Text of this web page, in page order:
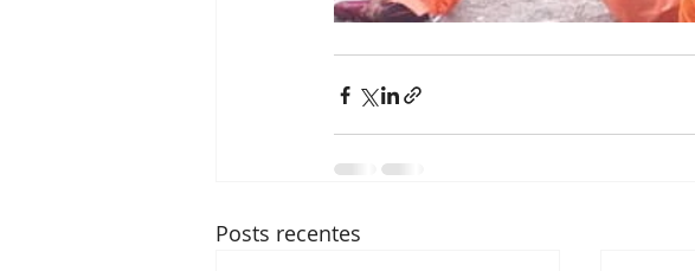
Posts recentes